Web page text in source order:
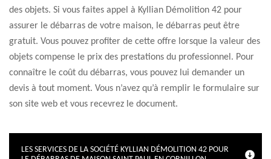
des objets. Si vous faites appel à Kyllian Démolition 42 pour
assurer le débarras de votre maison, le débarras peut être
gratuit. Vous pouvez profiter de cette offre lorsque la valeur des
objets compense le prix des prestations du professionnel. Pour
connaître le coût du débarras, vous pouvez lui demander un
devis à tout moment. Vous n’avez qu’à remplir le formulaire sur
son site web et vous recevrez le document.
LES SERVICES DE LA SOCIÉTÉ KYLLIAN DÉMOLITION 42 POUR